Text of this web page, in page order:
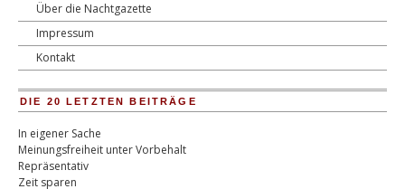
Über die Nachtgazette
Impressum
Kontakt
DIE 20 LETZTEN BEITRÄGE
In eigener Sache
Meinungsfreiheit unter Vorbehalt
Repräsentativ
Zeit sparen